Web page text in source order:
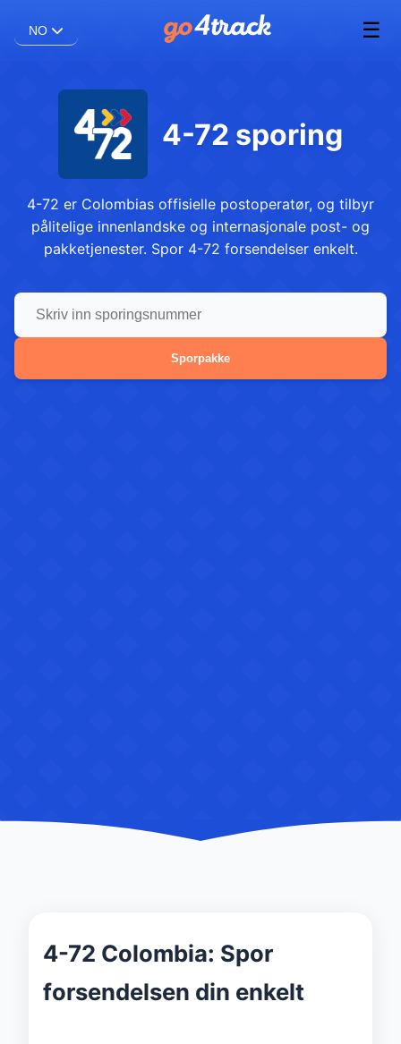
NO ☰
4-72 sporing
4-72 er Colombias offisielle postoperatør, og tilbyr
pålitelige innenlandske og internasjonale post- og
pakketjenester. Spor 4-72 forsendelser enkelt.
Sporpakke
4-72 Colombia: Spor
forsendelsen din enkelt